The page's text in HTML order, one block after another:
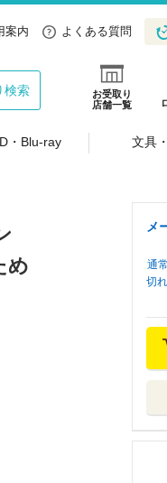
案内 よくある質問
お受取り
店舗一覧
検索
・Blu-ray 文具
め
メ
通
切